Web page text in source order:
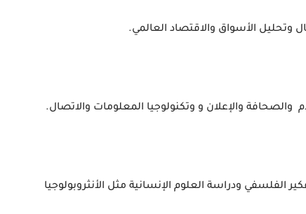
وتحليل الأسواق والاقتصاد العالمي.
والصحافة والإعلان و وتكنولوجيا المعلومات والاتصال.
الفلسفي ودراسة العلوم الإنسانية مثل الأنثروبولوجيا